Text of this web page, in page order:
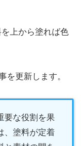
上から塗れば色
を更新します。
要な役割を果
、塗料が定着